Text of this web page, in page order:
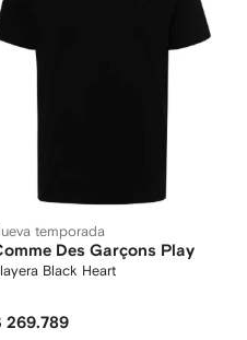
temporada
Des Garçons Play
Black Heart
269.789